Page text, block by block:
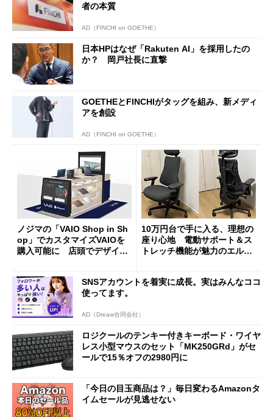
者の本質
AD（FINCHI on GOETHE）
日本HPはなぜ「Rakuten AI」を採用したの
か？ 岡戸社長に直撃
GOETHEとFINCHIがタッグを組み、新メディ
アを創設
AD（FINCHI on GOETHE）
ノジマの「VAIO Shop in Sh
op」でカスタマイズVAIOを
購入可能に 店頭でデザイン
10万円台で手に入る、理想の
座り心地 電動サポート＆ス
トレッチ機能が魅力のエルゴ
SNSアカウントを着実に成長。実はみんなココ
使ってます。
AD（Dreaw合同会社）
ロジクールのテンキー付きキーボード・ワイヤ
レス小型マウスのセット「MK250GRd」がセ
ールで15％オフの2980円に
「今日の目玉商品は？」毎日変わるAmazonタ
イムセールが見逃せない